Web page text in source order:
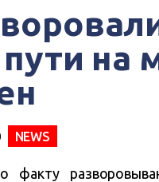
на
NEWS